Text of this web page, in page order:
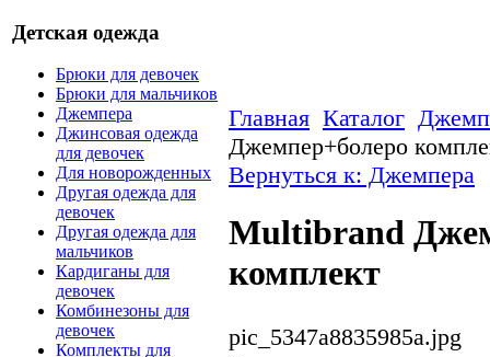
Детская одежда
Брюки для девочек
Брюки для мальчиков
Джемпера
Джинсовая одежда
для девочек
Для новорожденных
Другая одежда для
девочек
Другая одежда для
мальчиков
Кардиганы для
девочек
Комбинезоны для
девочек
Комплекты для
Главная Каталог
Джемпер+болеро
Вернуться к: Джемпера
Multibrand
комплект
pic_5347a8835985a.jpg